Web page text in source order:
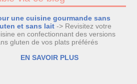
une cuisine gourmande sans
et sans lait -> Revisitez votre
en confectionnant des versions
gluten de vos plats préférés
EN SAVOIR PLUS